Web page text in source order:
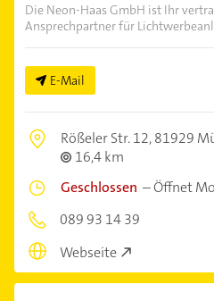
Die Neon-Haas GmbH ist Ihr
Ansprechpartner für
E-Mail
Rößeler Str. 12,81929
16,4 km
Geschlossen –Öffnet
089 93 14 39
Webseite